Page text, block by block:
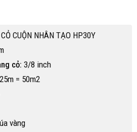
CUỘN NHÂN TẠO HP30Y
cỏ: 3/8 inch
= 50m2
vàng